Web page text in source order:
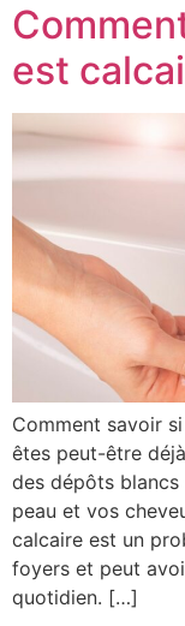
est
Comment savoir
êtes peut-être
des dépôts
peau et vos
calcaire est un
foyers et peut
quotidien. […]